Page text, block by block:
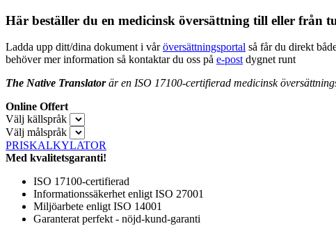
Här beställer du en medicinsk översättning till eller från
Ladda upp ditt/dina dokument i våröversättningsportal så får du direkt
behöver mer information så kontaktar du oss på e-post dygnet runt
The Native Translatorär en ISO 17100-certifierad medicinsk
Online Offert
Välj källspråk
Välj målspråk
PRISKALKYLATOR
Med kvalitetsgaranti!
ISO 17100-certifierad
Informationssäkerhet enligt ISO 27001
Miljöarbete enligt ISO 14001
Garanterat perfekt - nöjd-kund-garanti